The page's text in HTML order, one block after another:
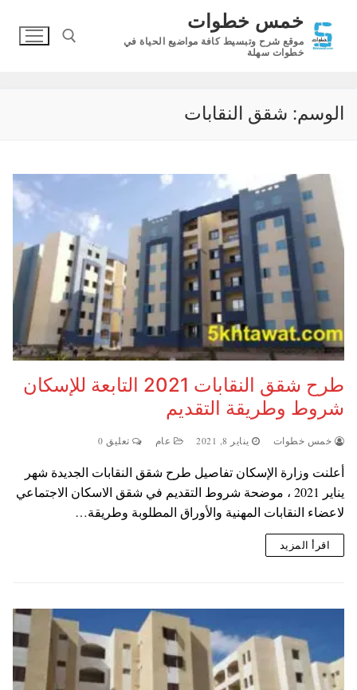
المحتوى
خمس خطوات
موقع شرح وتبسيط كافة مواضيع الحياة في
خطوات سهلة
الوسم: شقق النقابات
طرح شقق النقابات 2021 التابعة للإسكان
شروط وطريقة التقديم
خمس خطوات يناير 8, 2021 عام تعليق 0
أعلنت وزارة الإسكان تفاصيل طرح شقق النقابات الجديدة شهر
يناير 2021 ، موضحة شروط التقديم في شقق الاسكان الاجتماعي
لاعضاء النقابات المهنية والأوراق المطلوبة وطريقة…
اقرأ المزيد